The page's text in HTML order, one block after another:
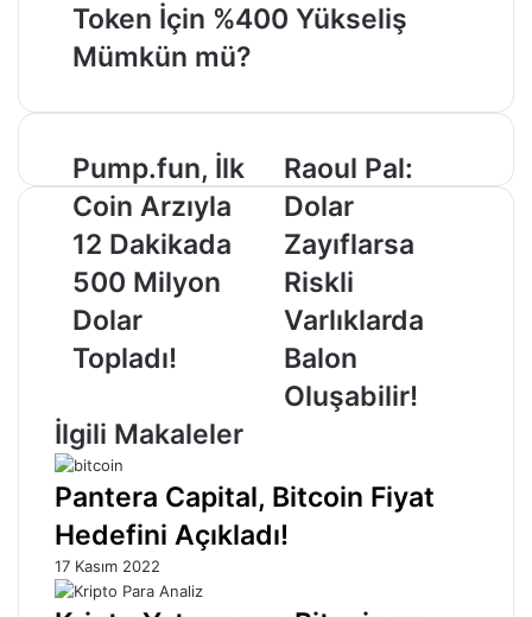
Token İçin %400 Yükseliş
Mümkün mü?
Pump.fun,
İlk
Coin
Arzıyla
12
Dakikada
500
Milyon
Dolar
Pump.fun, İlk
Coin Arzıyla
12 Dakikada
500 Milyon
Dolar
Topladı!
Raoul
Pal:
Dolar
Zayıflarsa
Riskli
Varlıklarda
Balon
Oluşabilir!
Raoul Pal:
Dolar
Zayıflarsa
Riskli
Varlıklarda
Balon
Oluşabilir!
İlgili Makaleler
Pantera Capital, Bitcoin Fiyat
Hedefini Açıkladı!
17 Kasım 2022